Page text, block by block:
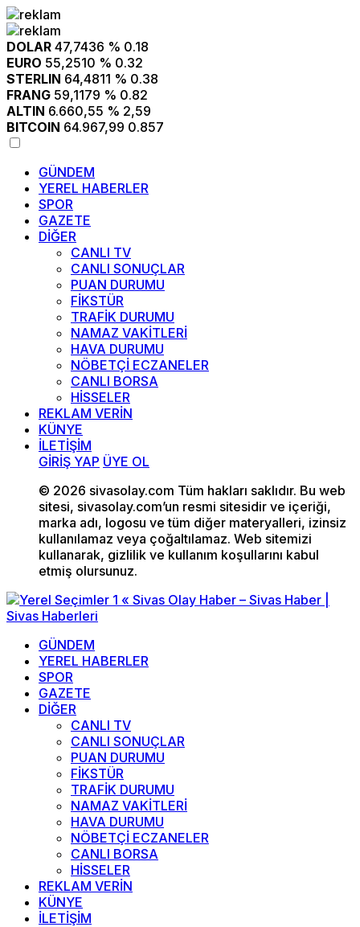
DOLAR 47,7436 % 0.18
EURO 55,2510 % 0.32
STERLIN 64,4811 % 0.38
FRANG 59,1179 % 0.82
ALTIN 6.660,55 % 2,59
BITCOIN 64.967,99 0.857
GÜNDEM
YEREL HABERLER
SPOR
GAZETE
DİĞER
CANLI TV
CANLI SONUÇLAR
PUAN DURUMU
FİKSTÜR
TRAFİK DURUMU
NAMAZ VAKİTLERİ
HAVA DURUMU
NÖBETÇİ ECZANELER
CANLI BORSA
HİSSELER
REKLAM VERİN
KÜNYE
İLETİŞİM
GİRİŞ YAP ÜYE OL
© 2026 sivasolay.com Tüm hakları saklıdır. Bu web
sitesi, sivasolay.com’un resmi sitesidir ve içeriği,
marka adı, logosu ve tüm diğer materyalleri, izinsiz
kullanılamaz veya çoğaltılamaz. Web sitemizi
kullanarak, gizlilik ve kullanım koşullarını kabul
etmiş olursunuz.
GÜNDEM
YEREL HABERLER
SPOR
GAZETE
DİĞER
CANLI TV
CANLI SONUÇLAR
PUAN DURUMU
FİKSTÜR
TRAFİK DURUMU
NAMAZ VAKİTLERİ
HAVA DURUMU
NÖBETÇİ ECZANELER
CANLI BORSA
HİSSELER
REKLAM VERİN
KÜNYE
İLETİŞİM